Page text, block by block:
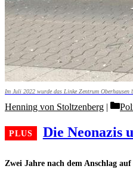
Im Juli 2022 wurde das Linke Zentrum
Zwei Jahre nach dem Anschlag
Die Neonazis
Henning von Stoltzenberg